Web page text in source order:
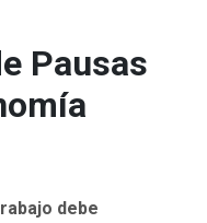
Pausas
debe